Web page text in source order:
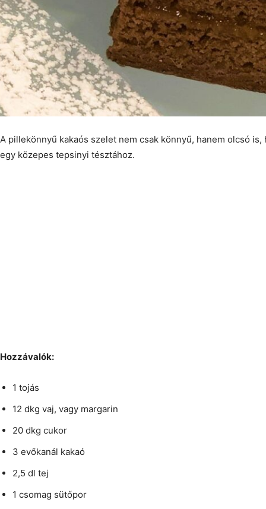
A pillekönnyű kakaós szelet nem csak könnyű, hanem olcsó
egy közepes tepsinyi tésztához.
Hozzávalók:
1 tojás
12 dkg vaj, vagy margarin
20 dkg cukor
3 evőkanál kakaó
2,5 dl tej
1 csomag sütőpor